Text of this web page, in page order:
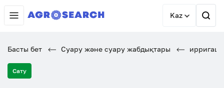
Kaz
Басты бет Суару және суару жабдықтары
Сату